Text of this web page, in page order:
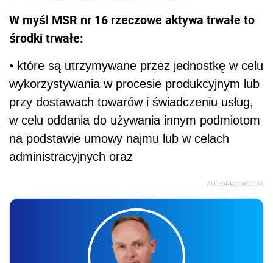
W myśl MSR nr 16 rzeczowe aktywa trwałe to
środki trwałe:
• które są utrzymywane przez jednostkę w celu
wykorzystywania w procesie produkcyjnym lub
przy dostawach towarów i świadczeniu usług,
w celu oddania do używania innym podmiotom
na podstawie umowy najmu lub w celach
administracyjnych oraz
AUTOPROMOCJA